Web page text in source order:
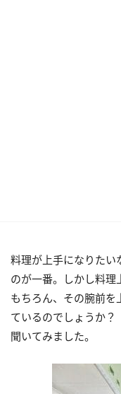
料理が上手になりたい
のが一番。しかし料理
もちろん、その腕前を
ているのでしょうか
聞いてみました。